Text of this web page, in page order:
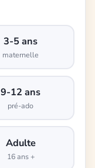
3-5 ans
maternelle
9-12 ans
pré-ado
Adulte
16 ans +